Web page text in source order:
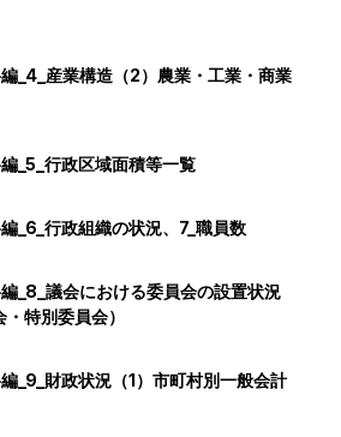
_4_産業構造（2）農業・工業・商業
_5_行政区域面積等一覧
_6_行政組織の状況、7_職員数
_8_議会における委員会の設置状況
・特別委員会）
_9_財政状況（1）市町村別一般会計